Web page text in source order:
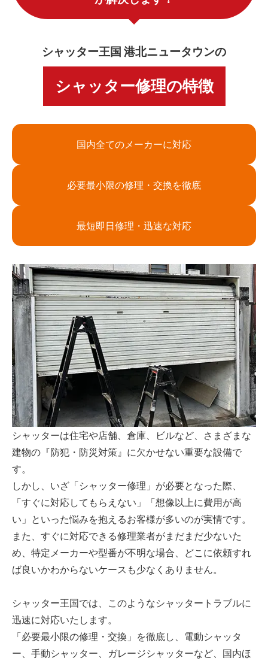
シャッター王国 港北ニュータウンの
シャッター修理の特徴
国内全てのメーカーに対応
必要最小限の修理・交換を徹底
最短即日修理・迅速な対応
シャッターは住宅や店舗、倉庫、ビルなど、さまざまな
建物の『防犯・防災対策』に欠かせない重要な設備で
す。
しかし、いざ「シャッター修理」が必要となった際、
「すぐに対応してもらえない」「想像以上に費用が高
い」といった悩みを抱えるお客様が多いのが実情です。
また、すぐに対応できる修理業者がまだまだ少ないた
め、特定メーカーや型番が不明な場合、どこに依頼すれ
ば良いかわからないケースも少なくありません。
シャッター王国では、このようなシャッタートラブルに
迅速に対応いたします。
「必要最小限の修理・交換」を徹底し、電動シャッタ
ー、手動シャッター、ガレージシャッターなど、国内ほ